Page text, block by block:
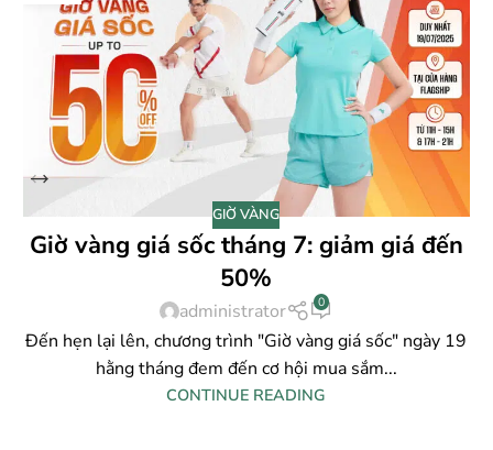
GIỜ VÀNG
Giờ vàng giá sốc tháng 7: giảm giá đến
50%
administrator 0
Đến hẹn lại lên, chương trình "Giờ vàng giá sốc" ngày 19
hằng tháng đem đến cơ hội mua sắm...
CONTINUE READING